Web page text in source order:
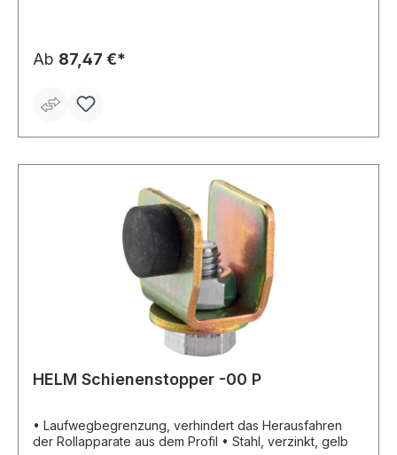
Ab 87,47 €*
HELM Schienenstopper -00 P
• Laufwegbegrenzung, verhindert das Herausfahren
der Rollapparate aus dem Profil • Stahl, verzinkt, gelb